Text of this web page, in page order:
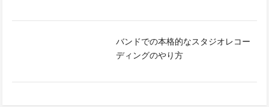
バンドでの本格的なスタジオレコー
ディングのやり方